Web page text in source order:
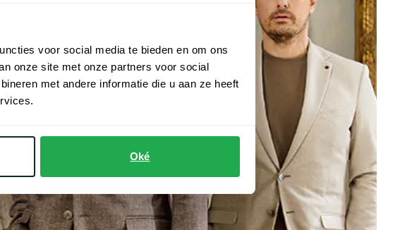
voor social media te bieden en om ons
onze site met onze partners voor social
met andere informatie die u aan ze heeft
Oké